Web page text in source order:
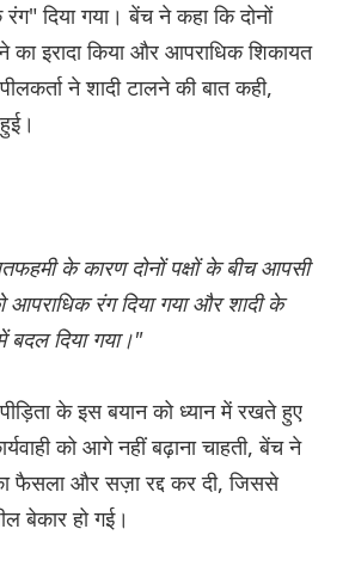
दिया गया। बेंच ने कहा कि दोनों
का इरादा किया और आपराधिक शिकायत
ने शादी टालने की बात कही,
के कारण दोनों पक्षों के बीच आपसी
आपराधिक रंग दिया गया और शादी के
दिया गया।"
के इस बयान को ध्यान में रखते हुए
को आगे नहीं बढ़ाना चाहती, बेंच ने
फैसला और सज़ा रद्द कर दी, जिससे
बेकार हो गई।